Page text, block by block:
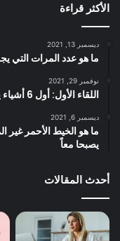
الأكثر قراءة
ديسمبر 13, 2021
ما هو عدد المرات التي
نوفمبر 29, 2021
اللقاء الأول: أول 6 أشياء يلاحظها الرجال في المرأة
ديسمبر 6, 2021
ما هو الخيط الأحمر
يصبحا معاً
أحدث المقالات